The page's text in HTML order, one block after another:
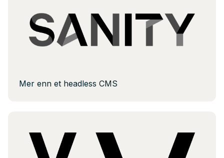
Mer enn et headless CMS